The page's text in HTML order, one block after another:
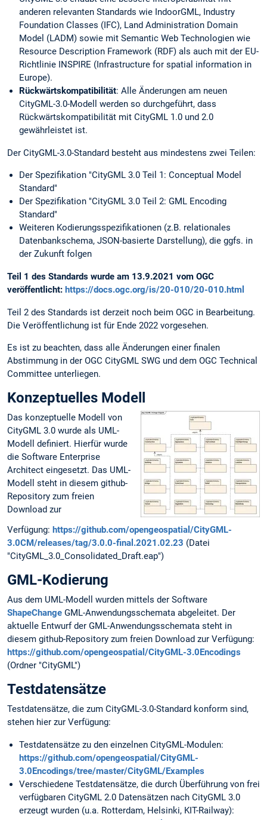
anderen relevanten Standards wie IndoorGML, Industry
Foundation Classes (IFC), Land Administration Domain
Model (LADM) sowie mit Semantic Web Technologien wie
Resource Description Framework (RDF) als auch mit der EU-
Richtlinie INSPIRE (Infrastructure for spatial information in
Europe).
Rückwärtskompatibilität: Alle Änderungen am neuen
CityGML-3.0-Modell werden so durchgeführt, dass
Rückwärtskompatibilität mit CityGML 1.0 und 2.0
gewährleistet ist.
Der CityGML-3.0-Standard besteht aus mindestens zwei Teilen:
Der Spezifikation "CityGML 3.0 Teil 1: Conceptual Model
Standard"
Der Spezifikation "CityGML 3.0 Teil 2: GML Encoding
Standard"
Weiteren Kodierungsspezifikationen (z.B. relationales
Datenbankschema, JSON-basierte Darstellung), die ggfs. in
der Zukunft folgen
Teil 1 des Standards wurde am 13.9.2021 vom OGC
veröffentlicht: https://docs.ogc.org/is/20-010/20-010.html
Teil 2 des Standards ist derzeit noch beim OGC in Bearbeitung.
Die Veröffentlichung ist für Ende 2022 vorgesehen.
Es ist zu beachten, dass alle Änderungen einer finalen
Abstimmung in der OGC CityGML SWG und dem OGC Technical
Committee unterliegen.
Konzeptuelles Modell
Das konzeptuelle Modell von
CityGML 3.0 wurde als UML-
Modell definiert. Hierfür wurde
die Software Enterprise
Architect eingesetzt. Das UML-
Modell steht in diesem github-
Repository zum freien
Download zur
Verfügung: https://github.com/opengeospatial/CityGML-
3.0CM/releases/tag/3.0.0-final.2021.02.23 (Datei
"CityGML_3.0_Consolidated_Draft.eap")
GML-Kodierung
Aus dem UML-Modell wurden mittels der Software
ShapeChange GML-Anwendungsschemata abgeleitet. Der
aktuelle Entwurf der GML-Anwendungsschemata steht in
diesem github-Repository zum freien Download zur Verfügung:
https://github.com/opengeospatial/CityGML-3.0Encodings
(Ordner "CityGML")
Testdatensätze
Testdatensätze, die zum CityGML-3.0-Standard konform sind,
stehen hier zur Verfügung:
Testdatensätze zu den einzelnen CityGML-Modulen:
https://github.com/opengeospatial/CityGML-
3.0Encodings/tree/master/CityGML/Examples
Verschiedene Testdatensätze, die durch Überführung von frei
verfügbaren CityGML 2.0 Datensätzen nach CityGML 3.0
erzeugt wurden (u.a. Rotterdam, Helsinki, KIT-Railway):